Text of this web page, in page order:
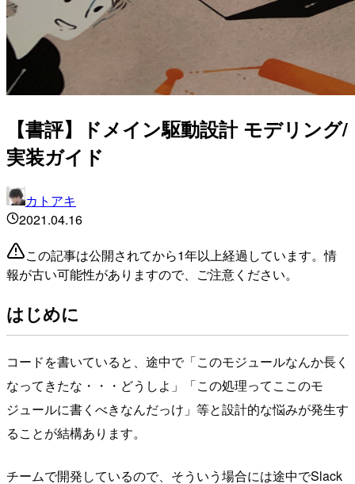
【書評】ドメイン駆動設計 モデリング/
実装ガイド
カトアキ
2021.04.16
この記事は公開されてから1年以上経過しています。情
報が古い可能性がありますので、ご注意ください。
はじめに
コードを書いていると、途中で「このモジュールなんか長く
なってきたな・・・どうしよ」「この処理ってここのモ
ジュールに書くべきなんだっけ」等と設計的な悩みが発生す
ることが結構あります。
チームで開発しているので、そういう場合には途中でSlack